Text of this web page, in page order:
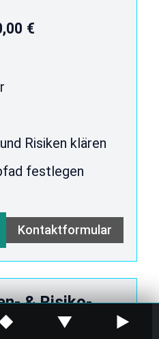
€
Risiken klären
festlegen
Kontaktformular
& Risiko-
▼ ▶